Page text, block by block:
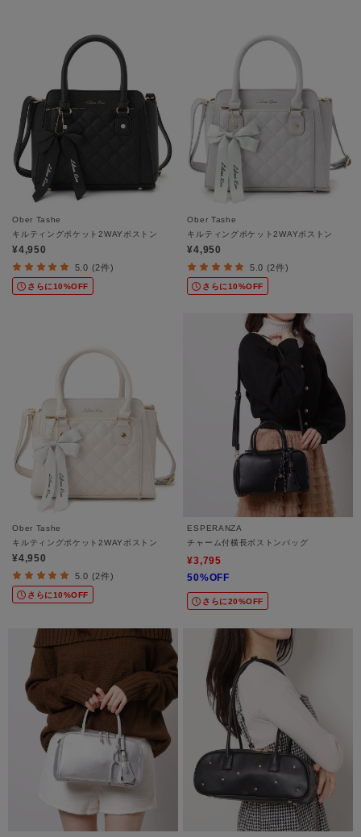
Ober Tashe
キルティングポケット2WAYボストン
¥4,950
5.0 (2件)
さらに10%OFF
Ober Tashe
キルティングポケット2WAYボストン
¥4,950
5.0 (2件)
さらに10%OFF
Ober Tashe
キルティングポケット2WAYボストン
¥4,950
5.0 (2件)
さらに10%OFF
ESPERANZA
チャーム付横長ボストンバッグ
¥3,795
50%OFF
さらに20%OFF